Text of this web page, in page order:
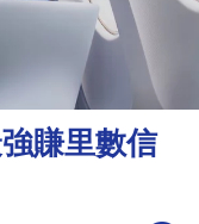
賺里數信